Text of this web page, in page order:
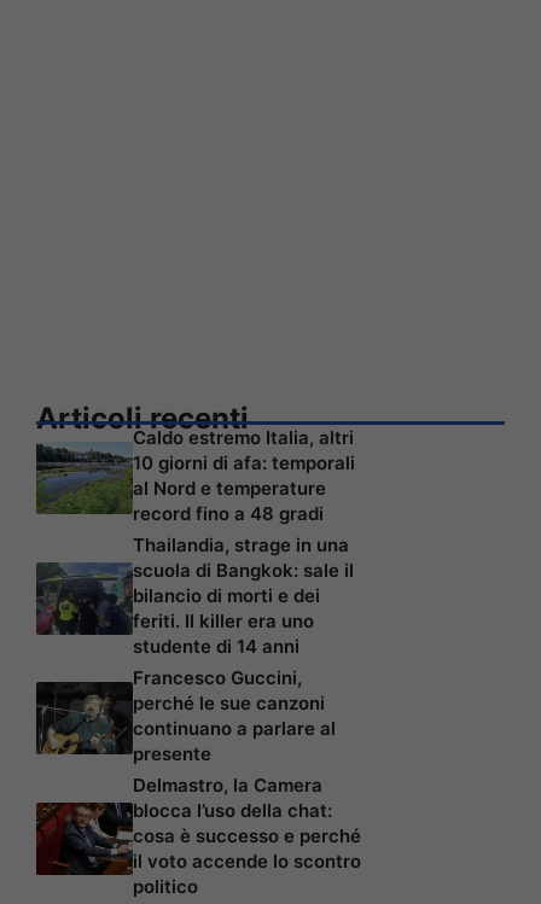
Articoli recenti
Caldo estremo Italia, altri
10 giorni di afa: temporali
al Nord e temperature
record fino a 48 gradi
Thailandia, strage in una
scuola di Bangkok: sale il
bilancio di morti e dei
feriti. Il killer era uno
studente di 14 anni
Francesco Guccini,
perché le sue canzoni
continuano a parlare al
presente
Delmastro, la Camera
blocca l’uso della chat:
cosa è successo e perché
il voto accende lo scontro
politico